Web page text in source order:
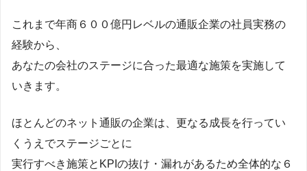
これまで年商６００億円レベルの通販企業の社員実務の
経験から、
あなたの会社のステージに合った最適な施策を実施して
いきます。
ほとんどのネット通販の企業は、更なる成長を行ってい
くうえでステージごとに
実行すべき施策とKPIの抜け・漏れがあるため全体的な６